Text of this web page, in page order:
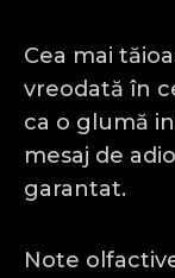
Cea mai
vreodată în
ca o glumă
mesaj de
garantat.
Note